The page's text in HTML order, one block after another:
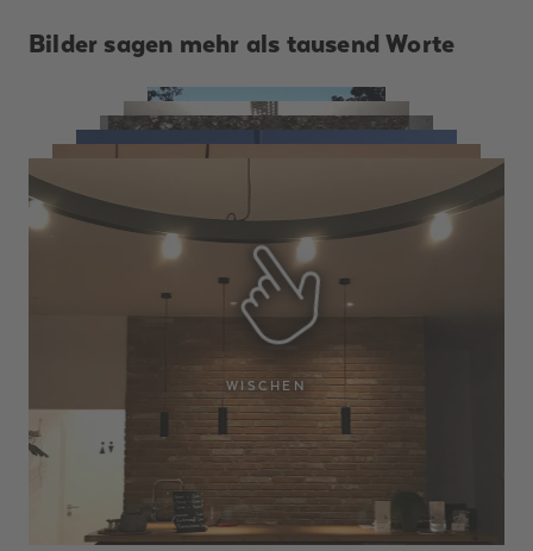
Bilder sagen mehr als tausend Worte
WISCHEN